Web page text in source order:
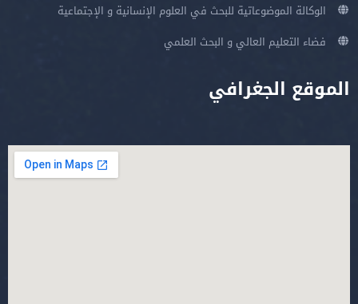
الوكالة الموضوعاتية للبحث في العلوم الإنسانية و الإجتماعية
فضاء التعليم العالي و البحث العلمي
الموقع الجغرافي